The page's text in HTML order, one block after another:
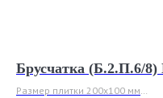
Брусчатка (Б.2.П.6/
Размер плитки 200x100 мм